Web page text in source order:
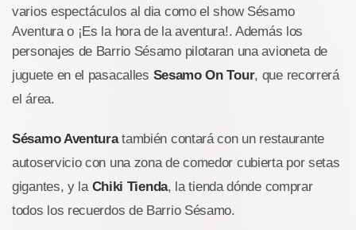
varios espectáculos al dia como el show Sésamo
Aventura o ¡Es la hora de la aventura!. Además los
personajes de Barrio Sésamo pilotaran una avioneta de
juguete en el pasacalles Sesamo On Tour, que recorrerá
el área.
Sésamo Aventuratambién contará con un restaurante
autoservicio con una zona de comedor cubierta por setas
gigantes, y la Chiki Tienda, la tienda dónde comprar
todos los recuerdos de Barrio Sésamo.